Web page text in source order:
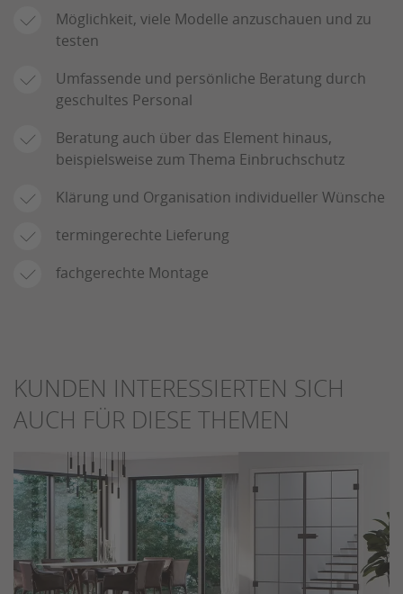
Möglichkeit, viele Modelle anzuschauen und zu
testen
Umfassende und persönliche Beratung durch
geschultes Personal
Beratung auch über das Element hinaus,
beispielsweise zum Thema Einbruchschutz
Klärung und Organisation individueller Wünsche
termingerechte Lieferung
fachgerechte Montage
KUNDEN INTERESSIERTEN SICH
AUCH FÜR DIESE THEMEN